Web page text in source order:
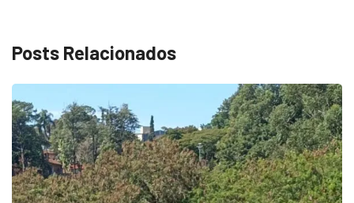
Posts Relacionados